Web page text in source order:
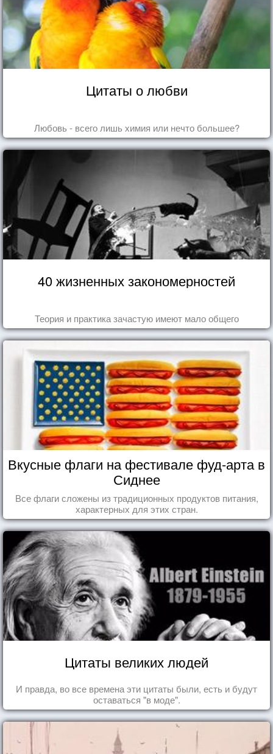
Цитаты о любви
Любовь - всего лишь химия или нечто большее?
40 жизненных закономерностей
Теория и практика зачастую имеют мало общего
Вкусные флаги на фестивале фуд-арта в
Сиднее
Все флаги сложены из традиционных продуктов питания,
характерных для этих стран.
Цитаты великих людей
И правда, во все времена эти цитаты были, есть и будут
оставаться "в моде".